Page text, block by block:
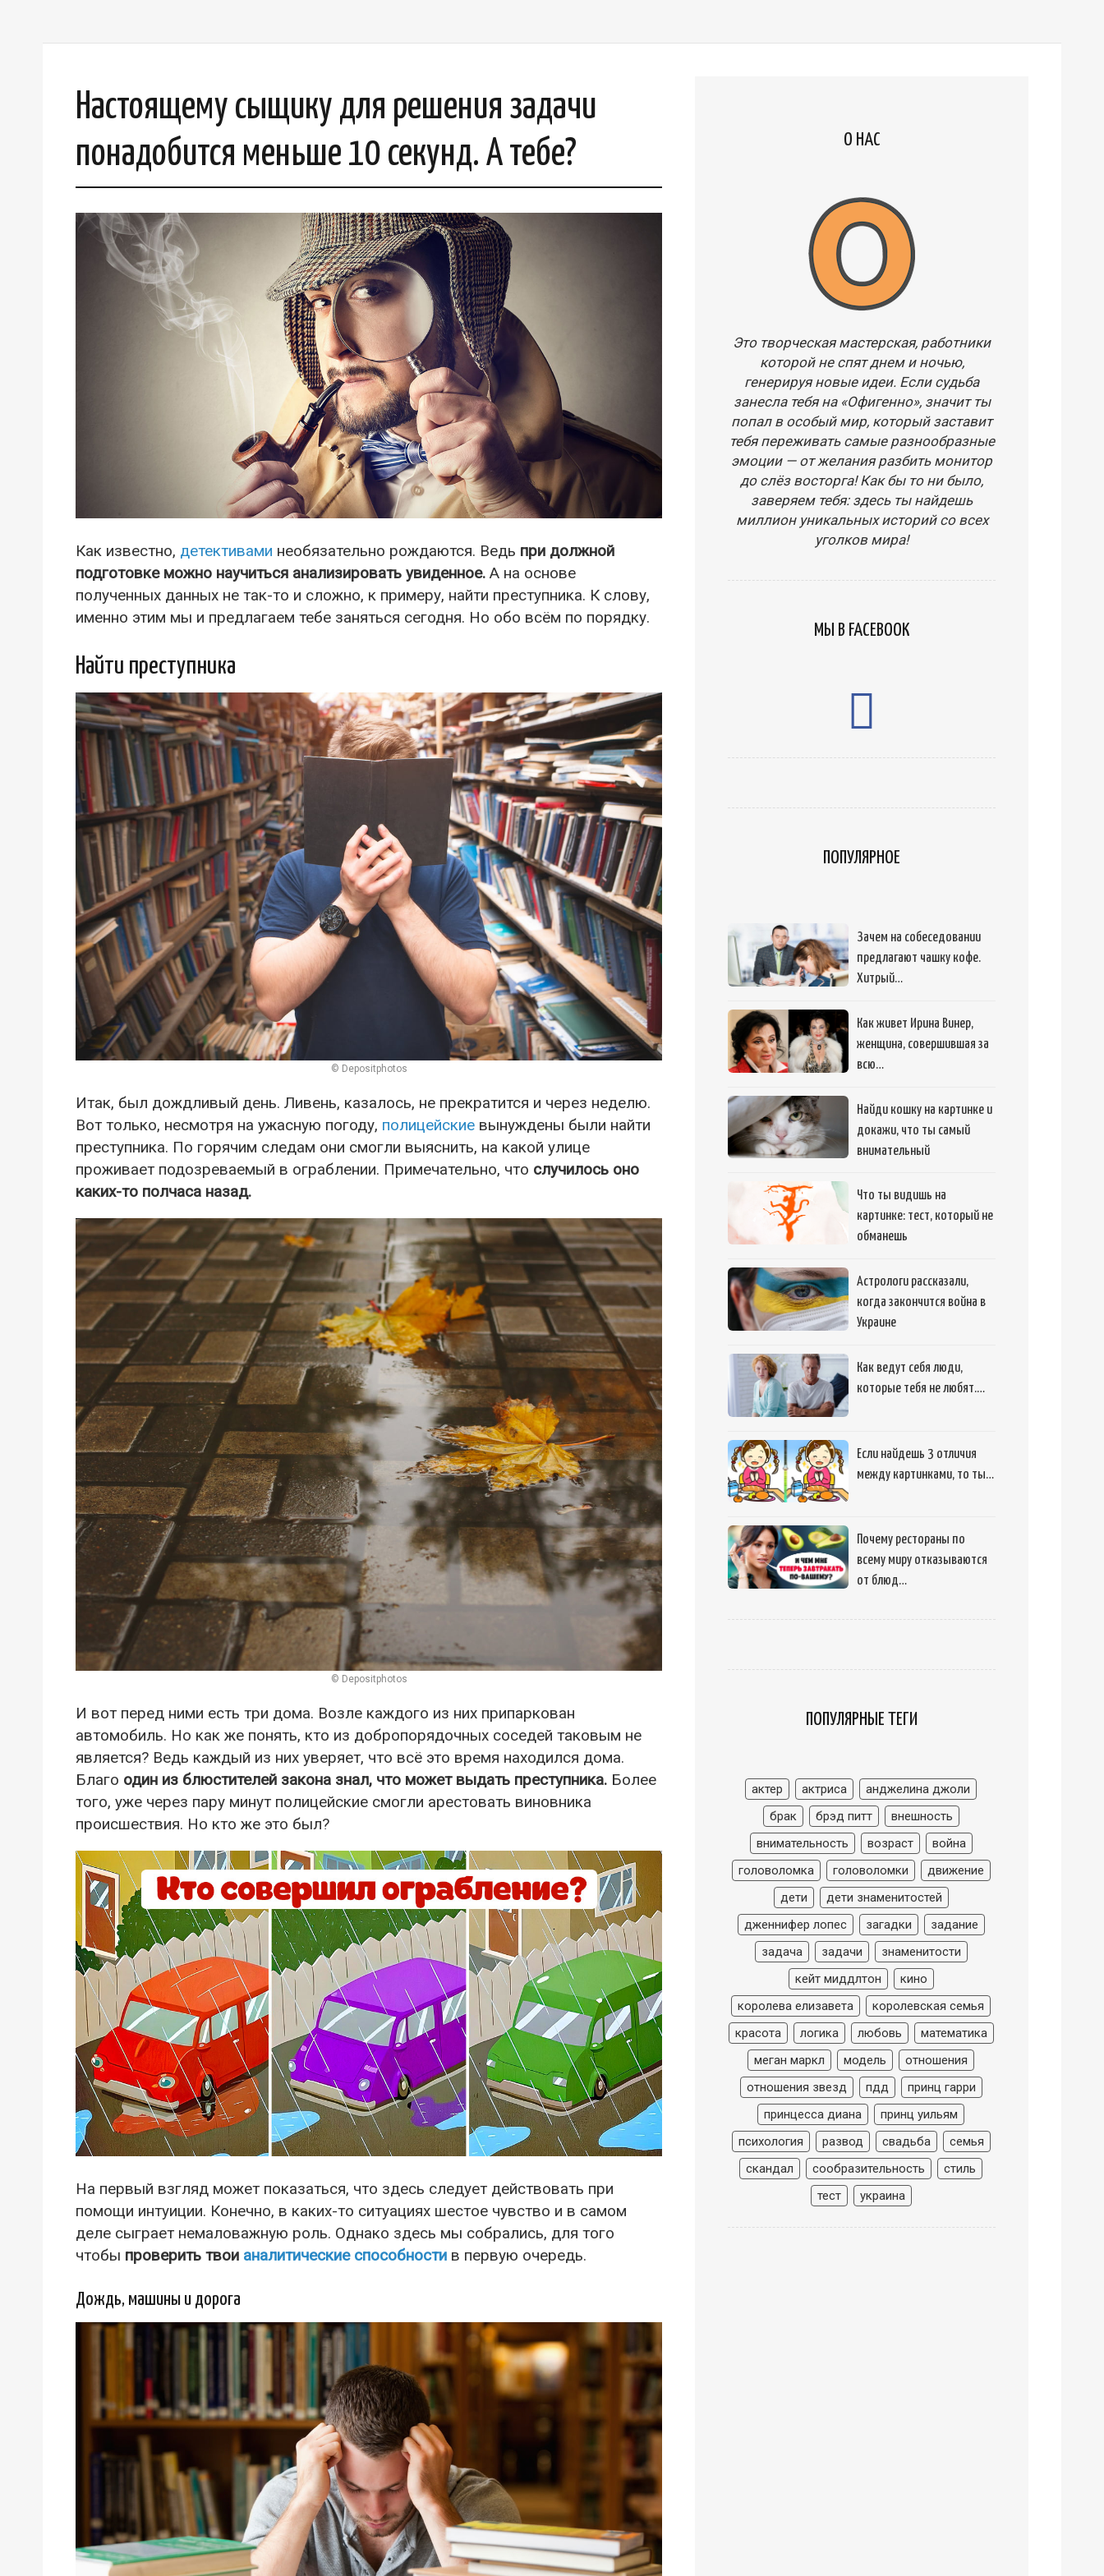
Настоящему сыщику для решения задачи
понадобится меньше 10 секунд. А тебе?
Как известно, детективами необязательно рождаются. Ведь при должной
подготовке можно научиться анализировать увиденное. А на основе
полученных данных не так-то и сложно, к примеру, найти преступника. К слову,
именно этим мы и предлагаем тебе заняться сегодня. Но обо всём по порядку.
Найти преступника
© Depositphotos
Итак, был дождливый день. Ливень, казалось, не прекратится и через неделю.
Вот только, несмотря на ужасную погоду, полицейские вынуждены были найти
преступника. По горячим следам они смогли выяснить, на какой улице
проживает подозреваемый в ограблении. Примечательно, что случилось оно
каких-то полчаса назад.
© Depositphotos
И вот перед ними есть три дома. Возле каждого из них припаркован
автомобиль. Но как же понять, кто из добропорядочных соседей таковым не
является? Ведь каждый из них уверяет, что всё это время находился дома.
Благо один из блюстителей закона знал, что может выдать преступника. Более
того, уже через пару минут полицейские смогли арестовать виновника
происшествия. Но кто же это был?
На первый взгляд может показаться, что здесь следует действовать при
помощи интуиции. Конечно, в каких-то ситуациях шестое чувство и в самом
деле сыграет немаловажную роль. Однако здесь мы собрались, для того
чтобы проверить твои аналитические способности в первую очередь.
Дождь, машины и дорога
О НАС
Это творческая мастерская, работники
которой не спят днем и ночью,
генерируя новые идеи. Если судьба
занесла тебя на «Офигенно», значит ты
попал в особый мир, который заставит
тебя переживать самые разнообразные
эмоции — от желания разбить монитор
до слёз восторга! Как бы то ни было,
заверяем тебя: здесь ты найдешь
миллион уникальных историй со всех
уголков мира!
МЫ В FACEBOOK
ПОПУЛЯРНОЕ
Зачем на собеседовании
предлагают чашку кофе.
Хитрый…
Как живет Ирина Винер,
женщина, совершившая за
всю…
Найди кошку на картинке и
докажи, что ты самый
внимательный
Что ты видишь на
картинке: тест, который не
обманешь
Астрологи рассказали,
когда закончится война в
Украине
Как ведут себя люди,
которые тебя не любят.…
Если найдешь 3 отличия
между картинками, то ты…
Почему рестораны по
всему миру отказываются
от блюд…
ПОПУЛЯРНЫЕ ТЕГИ
актер актриса
анджелина джоли
брак
брэд питт
внешность
внимательность
возраст
война
головоломка
головоломки
движение
дети
дети знаменитостей
дженнифер лопес
загадки
задание
задача
задачи
знаменитости
кейт миддлтон
кино
королева елизавета
королевская семья
красота
логика любовь
математика
меган маркл
модель
отношения
отношения звезд
пдд
принц гарри
принцесса диана
принц уильям
психология
развод свадьба
семья
скандал
сообразительность
стиль
тест
украина